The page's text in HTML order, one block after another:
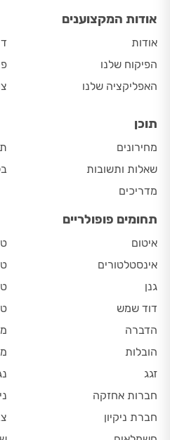
אודות המקצוענים
אודות
הפיקוח שלנו
האפליקציה שלנו
תוכן
מחירונים
שאלות ותשובות
מדריכים
תחומים פופולריים
איטום
אינסטלטורים
גנן
דוד שמש
הדברה
הובלות
זגג
חברות אחזקה
חברת ניקיון